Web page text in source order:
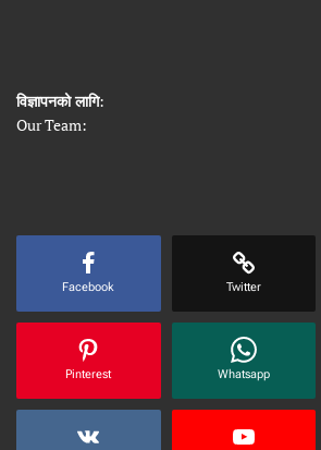
विज्ञापनको लागि:
Our Team:
Facebook Twitter
Pinterest Whatsapp